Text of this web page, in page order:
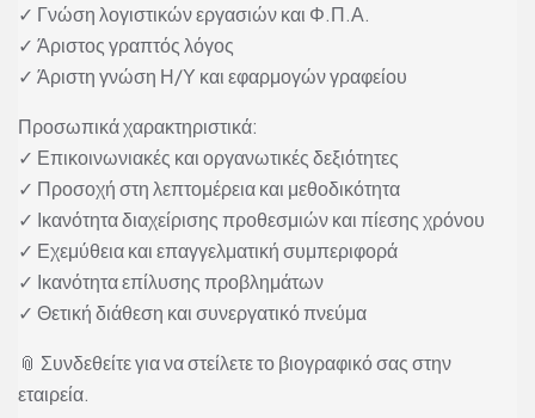
✓ Γνώση λογιστικών εργασιών και Φ.Π.Α.
✓ Άριστος γραπτός λόγος
✓ Άριστη γνώση Η/Υ και εφαρμογών γραφείου
Προσωπικά χαρακτηριστικά:
✓ Επικοινωνιακές και οργανωτικές δεξιότητες
✓ Προσοχή στη λεπτομέρεια και μεθοδικότητα
✓ Ικανότητα διαχείρισης προθεσμιών και πίεσης χρόνου
✓ Εχεμύθεια και επαγγελματική συμπεριφορά
✓ Ικανότητα επίλυσης προβλημάτων
✓ Θετική διάθεση και συνεργατικό πνεύμα
📎 Συνδεθείτε για να στείλετε το βιογραφικό σας στην
εταιρεία.